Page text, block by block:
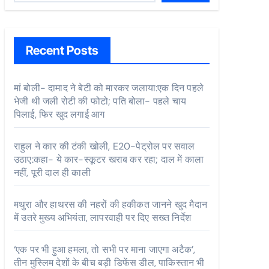
Recent Posts
मां बोली- दामाद ने बेटी को मारकर जलाया:एक दिन पहले
भेजी थी जली रोटी की फोटो; पति बोला- पहले चाय
पिलाई, फिर खुद लगाई आग
राहुल ने कार की टंकी खोली, E20-पेट्रोल पर सवाल
उठाए:कहा- ये कार-स्कूटर खराब कर रहा; दाल में काला
नहीं, पूरी दाल ही काली
मथुरा और हाथरस की नहरों की हकीकत जानने खुद मैदान
में उतरे मुख्य अभियंता, लापरवाही पर दिए सख्त निर्देश
‘एक पर भी हुआ हमला, तो सभी पर माना जाएगा अटैक’,
तीन मुस्लिम देशों के बीच बड़ी डिफेंस डील, पाकिस्तान भी